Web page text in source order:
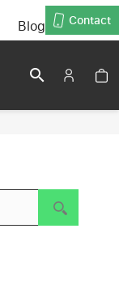
Blog Contact
search